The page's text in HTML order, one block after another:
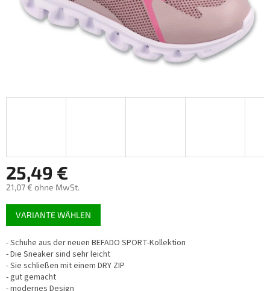
25,49 €
21,07 € ohne MwSt.
Verkaufspreis:
VARIANTE WÄHLEN
- Schuhe aus der neuen BEFADO SPORT-Kollektion
- Die Sneaker sind sehr leicht
- Sie schließen mit einem DRY ZIP
- gut gemacht